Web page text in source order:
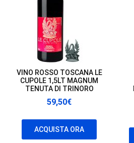
VINO ROSSO TOSCANA LE
CUPOLE 1,5LT MAGNUM
TENUTA DI TRINORO
59,50€
ACQUISTA ORA